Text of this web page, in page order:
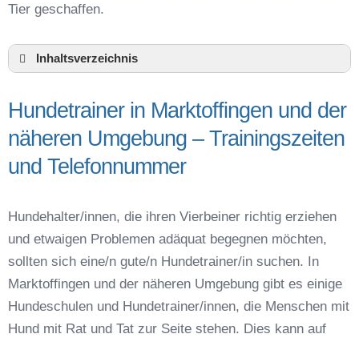
Tier geschaffen.
Inhaltsverzeichnis
Hundetrainer in Marktoffingen und der näheren
Umgebung – Trainingszeiten und
Telefonnummer
Das macht einen guten Hundetrainer aus
Hundetrainer Ausbildung in Marktoffingen oder
online
Hundezubehör für das Training und
Hundespielzeug zur Beschäftigung
Preisvergleich der Hundeschulen in
Marktoffingen
Hundetrainer in Marktoffingen und der
näheren Umgebung – Trainingszeiten
und Telefonnummer
Hundehalter/innen, die ihren Vierbeiner richtig erziehen
und etwaigen Problemen adäquat begegnen möchten,
sollten sich eine/n gute/n Hundetrainer/in suchen. In
Marktoffingen und der näheren Umgebung gibt es einige
Hundeschulen und Hundetrainer/innen, die Menschen mit
Hund mit Rat und Tat zur Seite stehen. Dies kann auf